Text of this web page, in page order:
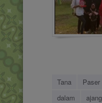
Tana Paser
dalam
ajang